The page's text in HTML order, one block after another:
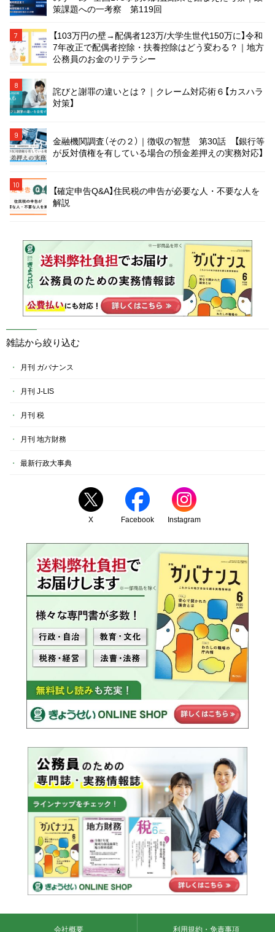
策課題への一考察 第119回
7
【103万円の壁→配偶者123万/大学生世代150万に】令和
7年改正で配偶者控除・扶養控除はどう変わる？｜地方
公務員のお金のリテラシー
8
詫びと謝罪の違いとは？｜クレーム対応術６【カスハラ
対策】
9
金融機関調査（その２）｜徴収の智慧 第30話 【銀行等
が反対債権を有している場合の預金差押えの実務対応】
10
【確定申告Q&A】住民税の申告が必要な人・不要な人を
解説
雑誌から絞り込む
月刊 ガバナンス
月刊 J-LIS
月刊 税
月刊 地方財務
最新行政大事典
X Facebook Instagram
会社概要 利用規約・免責事項